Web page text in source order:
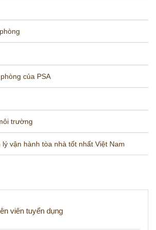
của PSA
trường
vận hành tòa nhà tốt nhất Việt Nam
viên tuyển dụng